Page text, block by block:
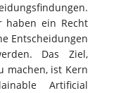
haben ein Recht
Entscheidungen
Das Ziel,
machen, ist Kern
Artificial